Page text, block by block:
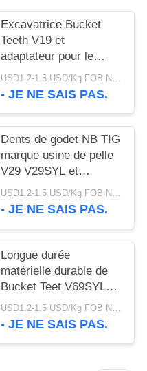
Excavatrice Bucket
Teeth V19 et
adaptateur pour le
travail de forage d'huile
et de mer
USD1.2-1.5 USD/Kg FOB Ningbo MOQ:2 tonnes
- JE NE SAIS PAS.
Dents de godet NB TIG
marque usine de pelle
V29 V29SYL et
adaptateur, dents de
roche pour pelle
USD1.2-1.5 USD/Kg FOB Ningbo MOQ:2 tonnes
- JE NE SAIS PAS.
Longue durée
matérielle durable de
Bucket Teet V69SYL
d'excavatrice de l'usine
V69 de marque de
USD1.2-1.5 USD/Kg FOB Ningbo MOQ:2 tonnes
- JE NE SAIS PAS.